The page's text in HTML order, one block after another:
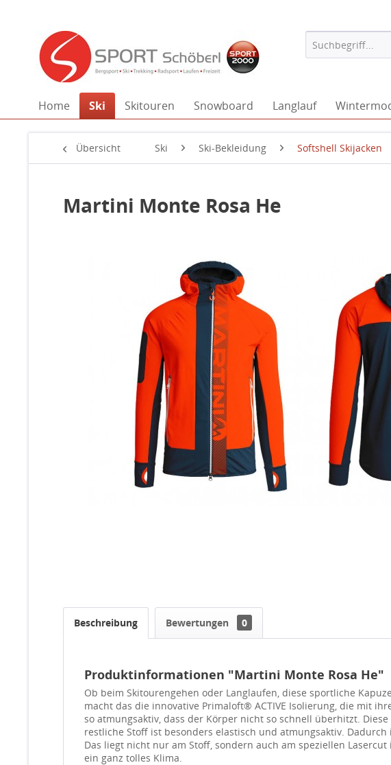
Home Ski Skitouren Snowboard Langlauf
Übersicht Ski Ski-Bekleidung Softshell Skijacken
Martini Monte Rosa He
Beschreibung Bewertungen 0
Produktinformationen "Martini Monte Rosa He"
Ob beim Skitourengehen oder Langlaufen, diese sportliche
macht das die innovative Primaloft® ACTIVE Isolierung, die mit
so atmungsaktiv, dass der Körper nicht so schnell überhitzt.
restliche Stoff ist besonders elastisch und atmungsaktiv.
Das liegt nicht nur am Stoff, sondern auch am speziellen
ein ganz tolles Klima.